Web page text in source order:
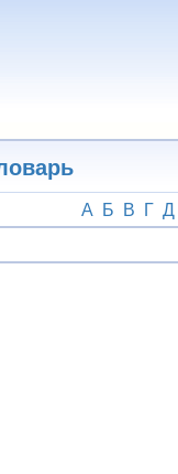
А Б В Г Д